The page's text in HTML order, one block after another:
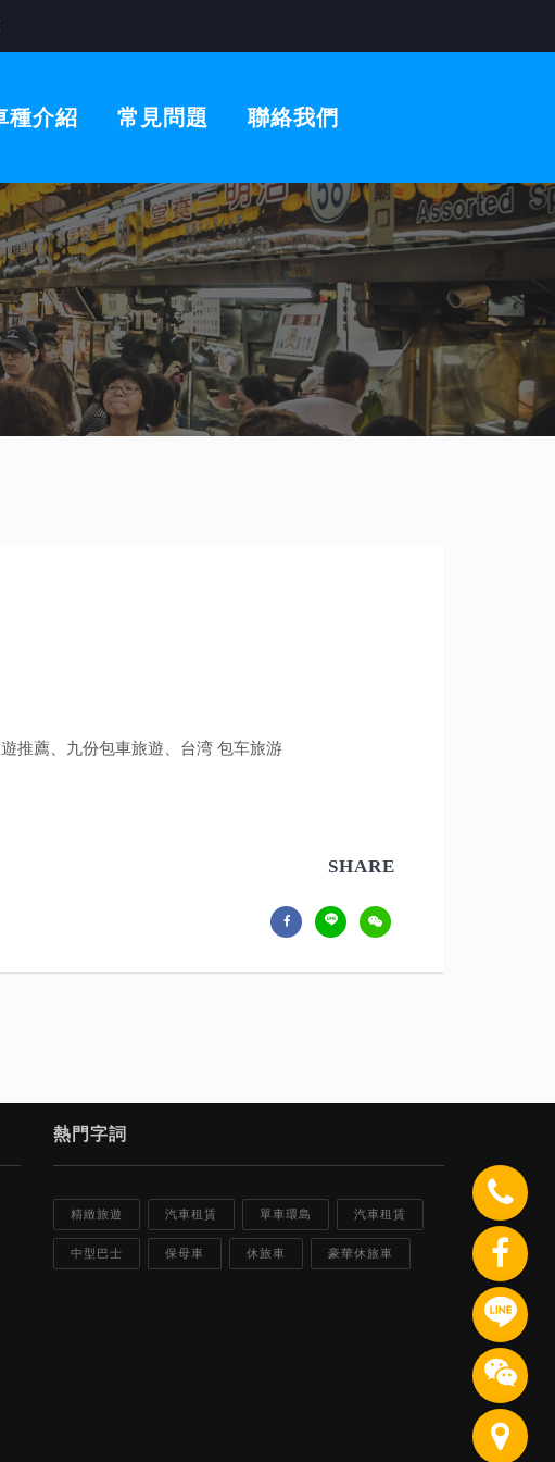
種介紹 常見問題 聯絡我們
推薦、九份包車旅遊、台湾 包车旅游
SHARE
熱門字詞
精緻旅遊 汽車租賃 單車環島 汽車租賃
中型巴士 保母車 休旅車 豪華休旅車